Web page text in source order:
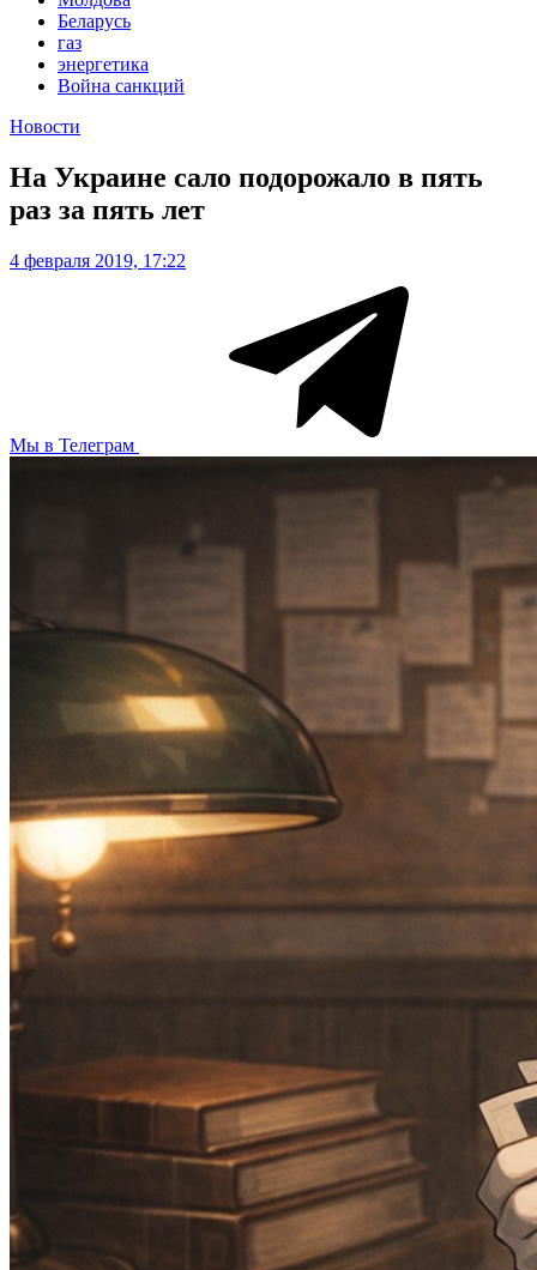
Беларусь
газ
энергетика
Война санкций
Новости
На Украине сало подорожало в пять
раз за пять лет
4 февраля 2019, 17:22
Мы в Телеграм